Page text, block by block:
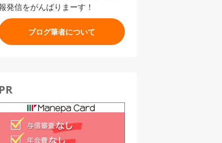
発信をがんばりまーす！
ブログ筆者について